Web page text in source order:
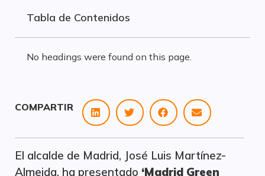
COMPARTIR
El alcalde de Madrid, José Luis Martínez-
Almeida, ha presentado ‘Madrid Green
Tabla de Contenidos
No headings were found on this page.